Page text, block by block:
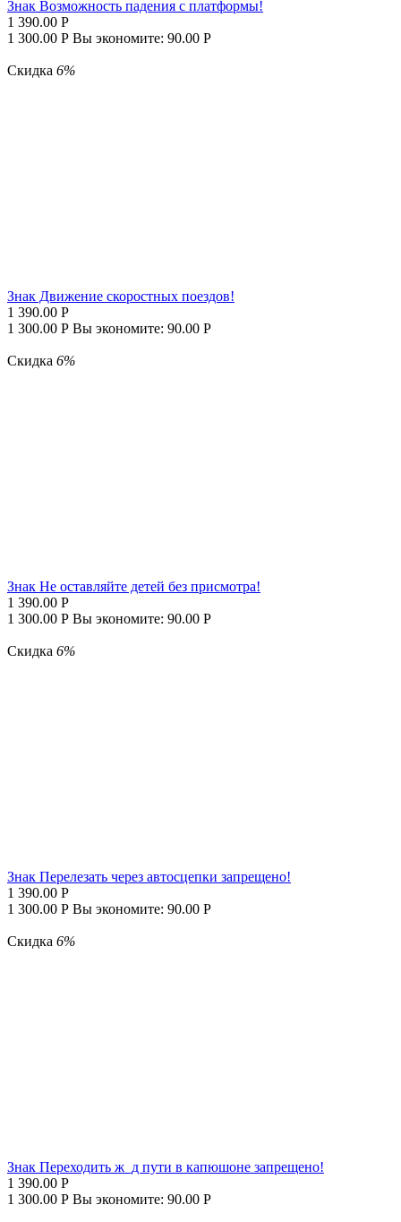
Знак Возможность падения с платформы!
1 390.00 Р
1 300.00 Р Вы экономите: 90.00 Р
Скидка 6%
Знак Движение скоростных поездов!
1 390.00 Р
1 300.00 Р Вы экономите: 90.00 Р
Скидка 6%
Знак Не оставляйте детей без присмотра!
1 390.00 Р
1 300.00 Р Вы экономите: 90.00 Р
Скидка 6%
Знак Перелезать через автосцепки запрещено!
1 390.00 Р
1 300.00 Р Вы экономите: 90.00 Р
Скидка 6%
Знак Переходить ж_д пути в капюшоне запрещено!
1 390.00 Р
1 300.00 Р Вы экономите: 90.00 Р